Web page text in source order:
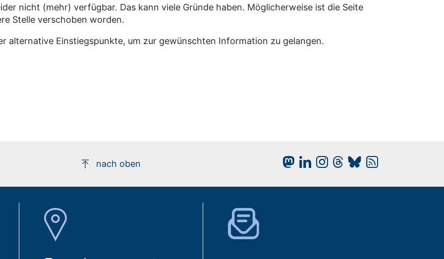
nicht (mehr) verfügbar. Das kann viele Gründe haben. Möglicherweise ist die Seite
Stelle verschoben worden.
alternative Einstiegspunkte, um zur gewünschten Information zu gelangen.
nach oben